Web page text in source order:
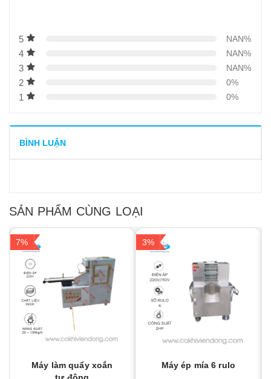
5 NAN%
4 NAN%
3 NAN%
2 0%
1 0%
BÌNH LUẬN
SẢN PHẨM CÙNG LOẠI
7%
Máy làm quẩy xoắn
3%
Máy ép mía 6 rulo